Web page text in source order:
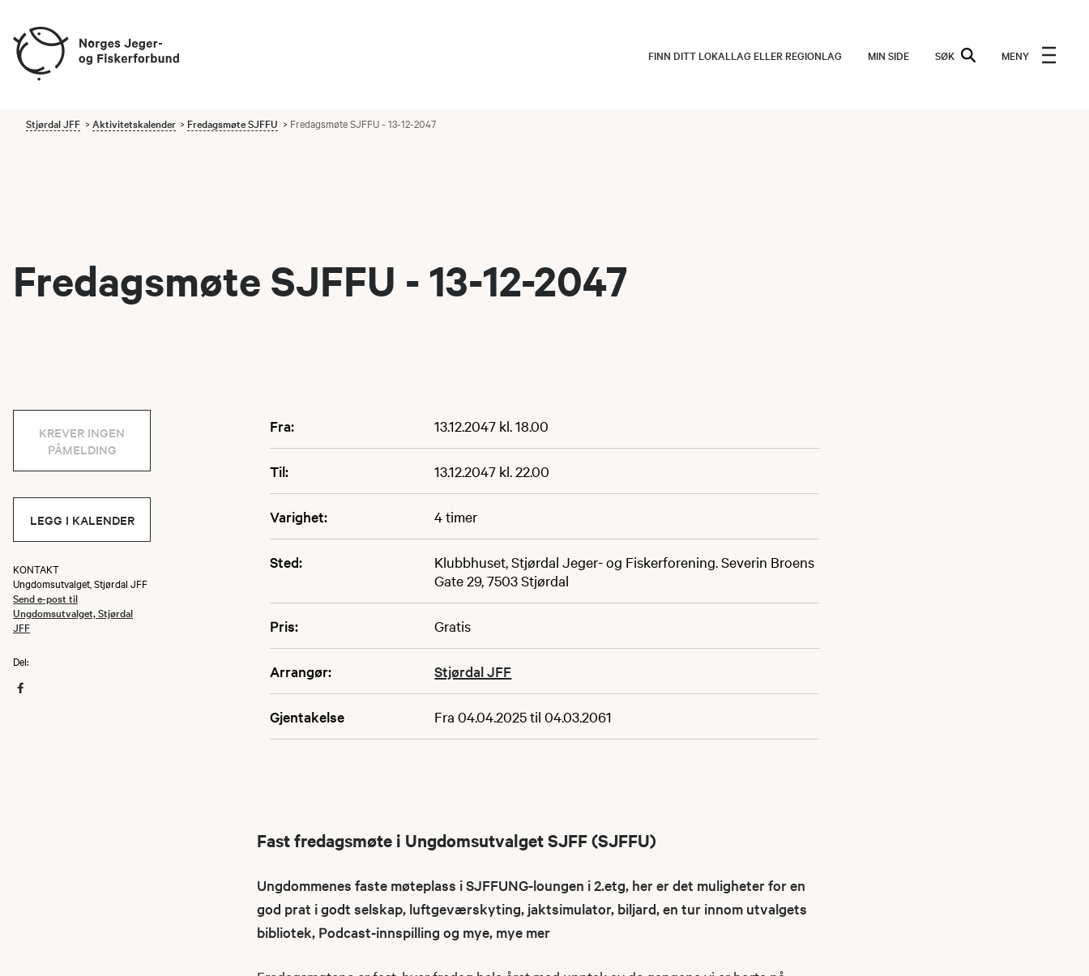
FINN DITT LOKALLAG ELLER REGIONLAG MIN SIDE SØK MENY
Stjørdal JFF Aktivitetskalender Fredagsmøte SJFFU Fredagsmøte SJFFU - 13-12-2047
Fredagsmøte SJFFU - 13-12-2047
Fra: 13.12.2047 kl. 18.00
Til: 13.12.2047 kl. 22.00
Varighet: 4 timer
Sted:
Klubbhuset, Stjørdal Jeger- og Fiskerforening. Severin Broens
Gate 29, 7503 Stjørdal
Pris: Gratis
Arrangør: Stjørdal JFF
Gjentakelse Fra 04.04.2025 til 04.03.2061
KREVER INGEN
PÅMELDING
LEGG I KALENDER
KONTAKT
Ungdomsutvalget, Stjørdal JFF
Send e-post til
Ungdomsutvalget, Stjørdal
JFF
Del:
Fast fredagsmøte i Ungdomsutvalget SJFF (SJFFU)
Ungdommenes faste møteplass i SJFFUNG-loungen i 2.etg, her er det muligheter for en
god prat i godt selskap, luftgeværskyting, jaktsimulator, biljard, en tur innom utvalgets
bibliotek, Podcast-innspilling og mye, mye mer